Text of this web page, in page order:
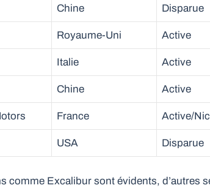
Chine Disparue
Royaume-Uni Active
Italie Active
Chine Active
France Active/
USA Disparue
comme Excalibur sont évidents, d’autres